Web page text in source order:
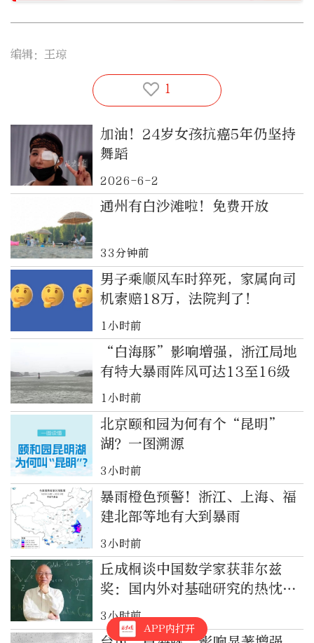
编辑：王琼
1
加油！24岁女孩抗癌5年仍坚持
舞蹈
2026-6-2
通州有白沙滩啦！免费开放
33分钟前
男子乘顺风车时猝死，家属向司
机索赔18万，法院判了！
1小时前
“白海豚”影响增强，浙江局地
有特大暴雨阵风可达13至16级
1小时前
北京颐和园为何有个“昆明”
湖？一图溯源
3小时前
暴雨橙色预警！浙江、上海、福
建北部等地有大到暴雨
3小时前
丘成桐谈中国数学家获菲尔兹
奖：国内外对基础研究的热忱空
前高涨
3小时前
APP内打开